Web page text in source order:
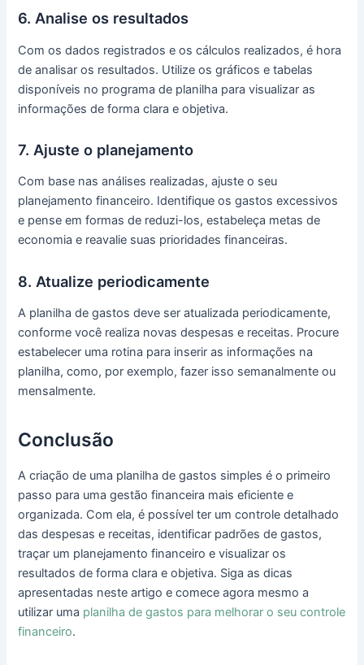
6. Analise os resultados
Com os dados registrados e os cálculos realizados, é hora
de analisar os resultados. Utilize os gráficos e tabelas
disponíveis no programa de planilha para visualizar as
informações de forma clara e objetiva.
7. Ajuste o planejamento
Com base nas análises realizadas, ajuste o seu
planejamento financeiro. Identifique os gastos excessivos
e pense em formas de reduzi-los, estabeleça metas de
economia e reavalie suas prioridades financeiras.
8. Atualize periodicamente
A planilha de gastos deve ser atualizada periodicamente,
conforme você realiza novas despesas e receitas. Procure
estabelecer uma rotina para inserir as informações na
planilha, como, por exemplo, fazer isso semanalmente ou
mensalmente.
Conclusão
A criação de uma planilha de gastos simples é o primeiro
passo para uma gestão financeira mais eficiente e
organizada. Com ela, é possível ter um controle detalhado
das despesas e receitas, identificar padrões de gastos,
traçar um planejamento financeiro e visualizar os
resultados de forma clara e objetiva. Siga as dicas
apresentadas neste artigo e comece agora mesmo a
utilizar uma planilha de gastos para melhorar o seu controle
financeiro.